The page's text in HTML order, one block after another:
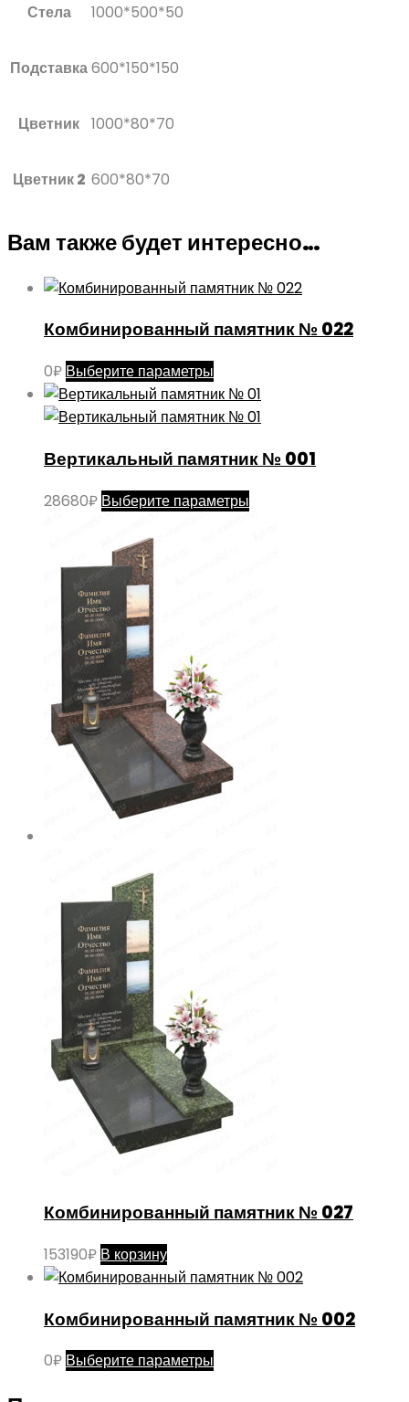
Стела 1000*500*50
Подставка600*150*150
Цветник 1000*80*70
Цветник 2 600*80*70
Вам также будет интересно…
Комбинированный памятник № 022
0₽ Выберите параметры
товар
имеет
вариаций.
можно
Вертикальный памятник № 001
28680₽ Выберите параметры
Комбинированный памятник № 027
153190₽ В корзину
Комбинированный памятник № 002
0₽ Выберите параметры